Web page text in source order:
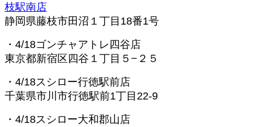
枝駅南店
静岡県藤枝市田沼１丁目18番1号
・4/18ゴンチャアトレ四谷店
東京都新宿区四谷１丁目５−２５
・4/18スシロー行徳駅前店
千葉県市川市行徳駅前1丁目22-9
・4/18スシロー大和郡山店